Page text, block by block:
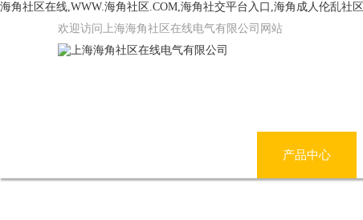
海角社区在线,WWW.海角社区.COM,海角社交平台入口,海角成人伦乱社区
欢迎访问上海海角社区在线电气有限公司网站
产品中心